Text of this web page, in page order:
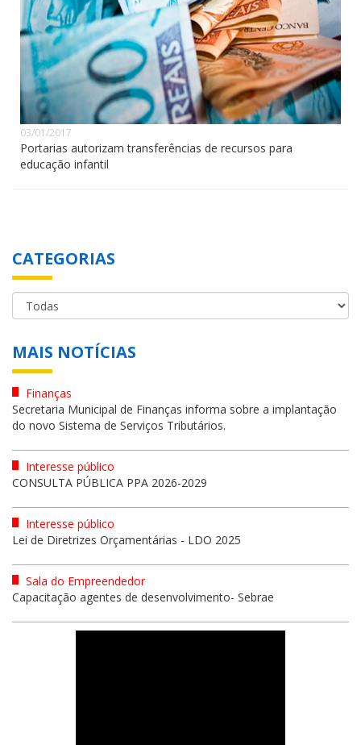
03/01/2017
Portarias autorizam transferências de recursos para
educação infantil
CATEGORIAS
MAIS NOTÍCIAS
Finanças
Secretaria Municipal de Finanças informa sobre a implantação
do novo Sistema de Serviços Tributários.
Interesse público
CONSULTA PÚBLICA PPA 2026-2029
Interesse público
Lei de Diretrizes Orçamentárias - LDO 2025
Sala do Empreendedor
Capacitação agentes de desenvolvimento- Sebrae